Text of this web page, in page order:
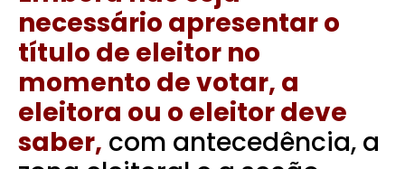
necessário apresentar o
título de eleitor no
momento de votar, a
eleitora ou o eleitor deve
saber, com antecedência, a